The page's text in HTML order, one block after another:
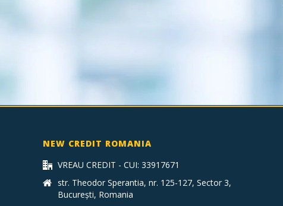
NEW CREDIT ROMANIA
VREAU CREDIT - CUI: 33917671
str. Theodor Sperantia, nr. 125-127, Sector 3,
București, Romania